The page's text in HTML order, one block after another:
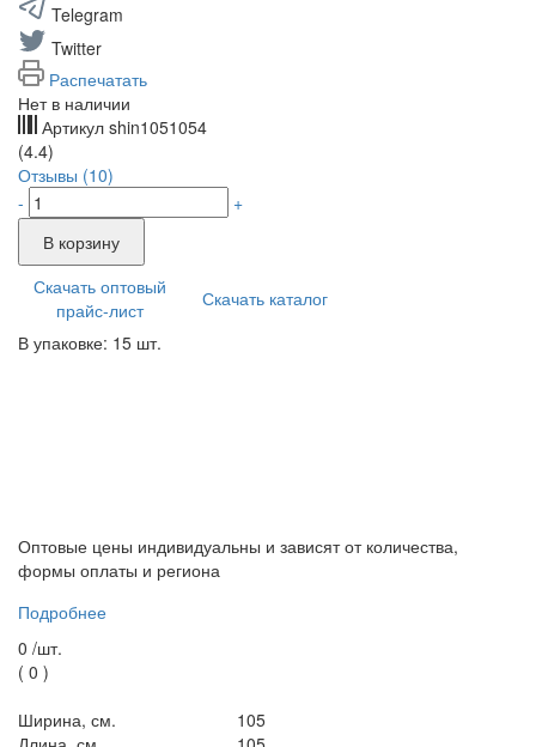
Telegram
Twitter
Распечатать
Нет в наличии
Артикул shin1051054
(4.4)
Отзывы (10)
-
+
В корзину
Скачать оптовый
прайс-лист
Скачать каталог
В упаковке: 15 шт.
Оптовые цены индивидуальны и зависят от количества,
формы оплаты и региона
Подробнее
0 /шт.
( 0 )
Ширина, см.
105